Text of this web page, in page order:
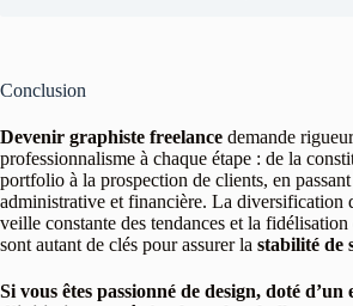
Conclusion
Devenir graphiste freelance demande
professionnalisme à chaque étape : de la
portfolio à la prospection de clients, en
administrative et financière. La diversification
veille constante des tendances et la fidélisation
sont autant de clés pour assurer la stabilité de
Si vous êtes passionné de design, doté d’un